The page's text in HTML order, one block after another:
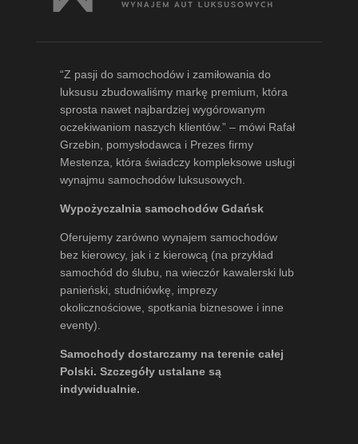
“Z pasji do samochodów i zamiłowania do
luksusu zbudowaliśmy markę premium, która
sprosta nawet najbardziej wygórowanym
oczekiwaniom naszych klientów.” – mówi Rafał
Grzebin , pomysłodawca i Prezes firmy
Mestenza, która świadczy kompleksowe usługi
wynajmu samochodów luksusowych.
Wypożyczalnia samochodów Gdańsk
Oferujemy zarówno wynajem samochodów
bez kierowcy, jak i z kierowcą (na przykład
samochód do ślubu, na wieczór kawalerski lub
panieński, studniówkę, imprezy
okolicznościowe, spotkania biznesowe i inne
eventy).
Samochody dostarczamy na terenie całej
Polski. Szczegóły ustalane są
indywidualnie.